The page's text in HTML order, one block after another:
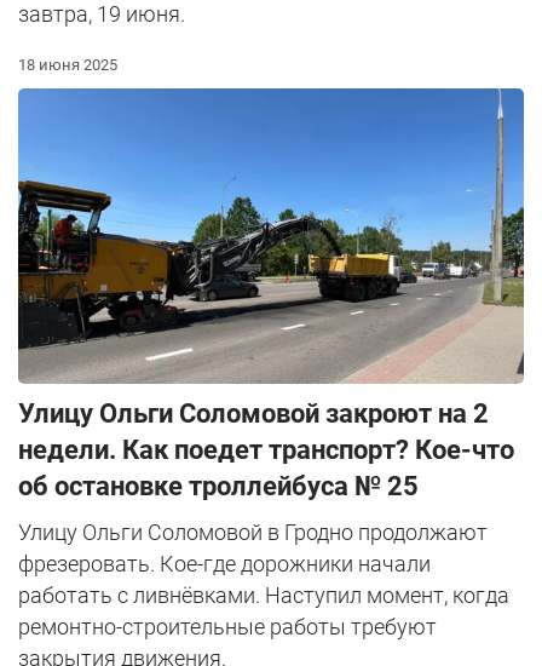
завтра, 19 июня.
18 июня 2025
Улицу Ольги Соломовой закроют на 2
недели. Как поедет транспорт? Кое-что
об остановке троллейбуса № 25
Улицу Ольги Соломовой в Гродно продолжают
фрезеровать. Кое-где дорожники начали
работать с ливнёвками. Наступил момент, когда
ремонтно-строительные работы требуют
закрытия движения.